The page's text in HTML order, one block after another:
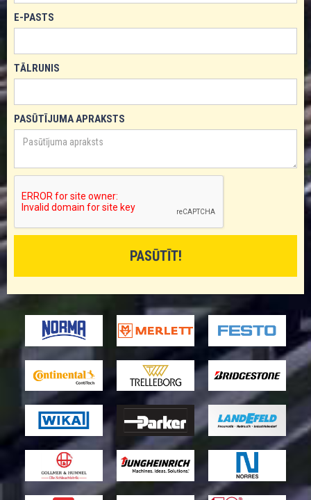
E-PASTS
TĀLRUNIS
PASŪTĪJUMA APRAKSTS